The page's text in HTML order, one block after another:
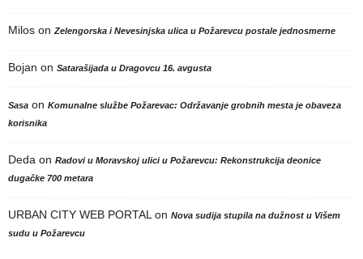
Milos on Zelengorska i Nevesinjska ulica u Požarevcu postale jednosmerne
Bojan on Satarašijada u Dragovcu 16. avgusta
Sasa on Komunalne službe Požarevac: Održavanje grobnih mesta je obaveza
korisnika
Deda on Radovi u Moravskoj ulici u Požarevcu: Rekonstrukcija deonice
dugačke 700 metara
URBAN CITY WEB PORTAL on Nova sudija stupila na dužnost u Višem
sudu u Požarevcu